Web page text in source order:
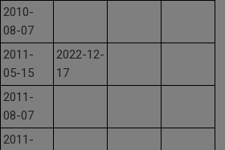
2010-
08-07
2011-
05-15
2022-12-
17
2011-
08-07
2011-